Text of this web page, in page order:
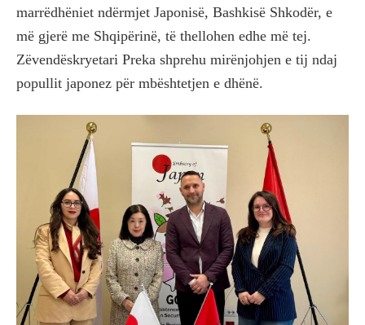
marrëdhëniet ndërmjet Japonisë, Bashkisë Shkodër, e
më gjerë me Shqipërinë, të thellohen edhe më tej.
Zëvendëskryetari Preka shprehu mirënjohjen e tij ndaj
popullit japonez për mbështetjen e dhënë.